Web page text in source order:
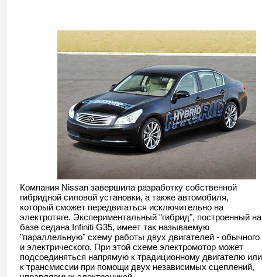
Компания Nissan завершила разработку собственной
гибридной силовой установки, а также автомобиля,
который сможет передвигаться исключительно на
электротяге. Экспериментальный "гибрид", построенный на
базе седана Infiniti G35, имеет так называемую
"параллельную" схему работы двух двигателей - обычного
и электрического. При этой схеме электромотор может
подсоединяться напрямую к традиционному двигателю или
к трансмиссии при помощи двух независимых сцеплений,